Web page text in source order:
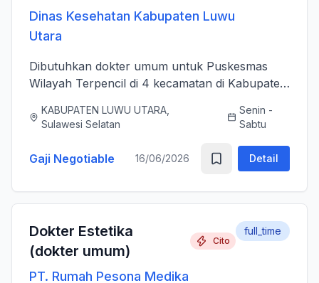
Dinas Kesehatan Kabupaten Luwu
Utara
Dibutuhkan dokter umum untuk Puskesmas
Wilayah Terpencil di 4 kecamatan di Kabupaten
KABUPATEN LUWU UTARA,
Sulawesi Selatan
Senin -
Sabtu
Gaji Negotiable 16/06/2026 Detail
Dokter Estetika
(dokter umum)
Cito
PT. Rumah Pesona Medika
full_time